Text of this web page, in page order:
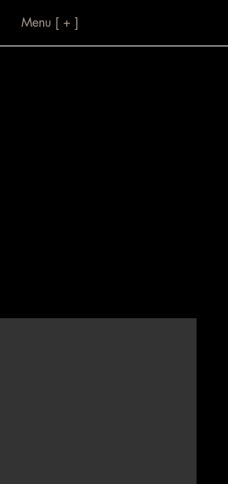
Menu [ + ]